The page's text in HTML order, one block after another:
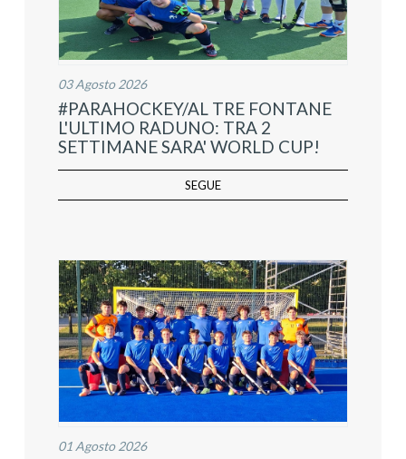
03 Agosto 2026
#PARAHOCKEY/AL TRE FONTANE
L'ULTIMO RADUNO: TRA 2
SETTIMANE SARA' WORLD CUP!
SEGUE
01 Agosto 2026